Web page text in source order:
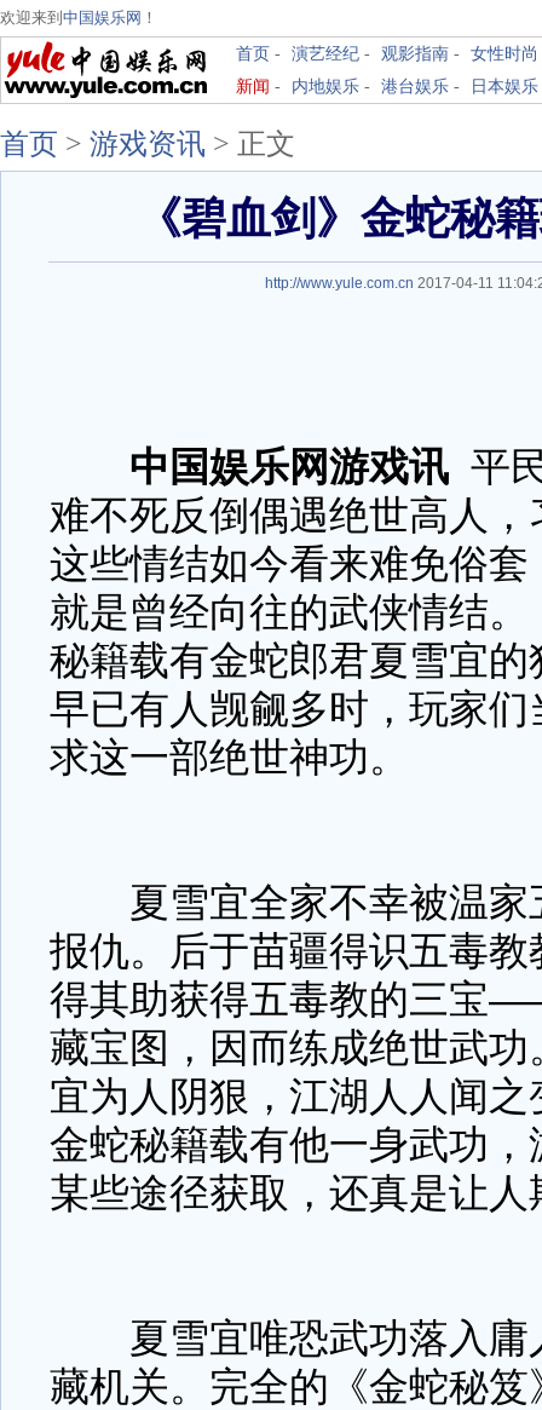
欢迎来到 中国娱乐网 ！
首页 - 演艺经纪 - 观影指南 - 女性时尚
新闻 - 内地娱乐 - 港台娱乐 - 日本娱乐
首页 > 游戏资讯 > 正文
《碧血剑》金蛇秘
http://www.yule.com.cn 2017-04-11
中国娱乐网游戏讯 平
难不死反倒偶遇绝世高人
这些情结如今看来难免俗
就是曾经向往的武侠情结
秘籍载有金蛇郎君夏雪宜
早已有人觊觎多时，玩家
求这一部绝世神功。
夏雪宜全家不幸被温家
报仇。后于苗疆得识五毒
得其助获得五毒教的三宝
藏宝图，因而练成绝世武
宜为人阴狠，江湖人人闻
金蛇秘籍载有他一身武功
某些途径获取，还真是让人
夏雪宜唯恐武功落入庸
藏机关。完全的《金蛇秘